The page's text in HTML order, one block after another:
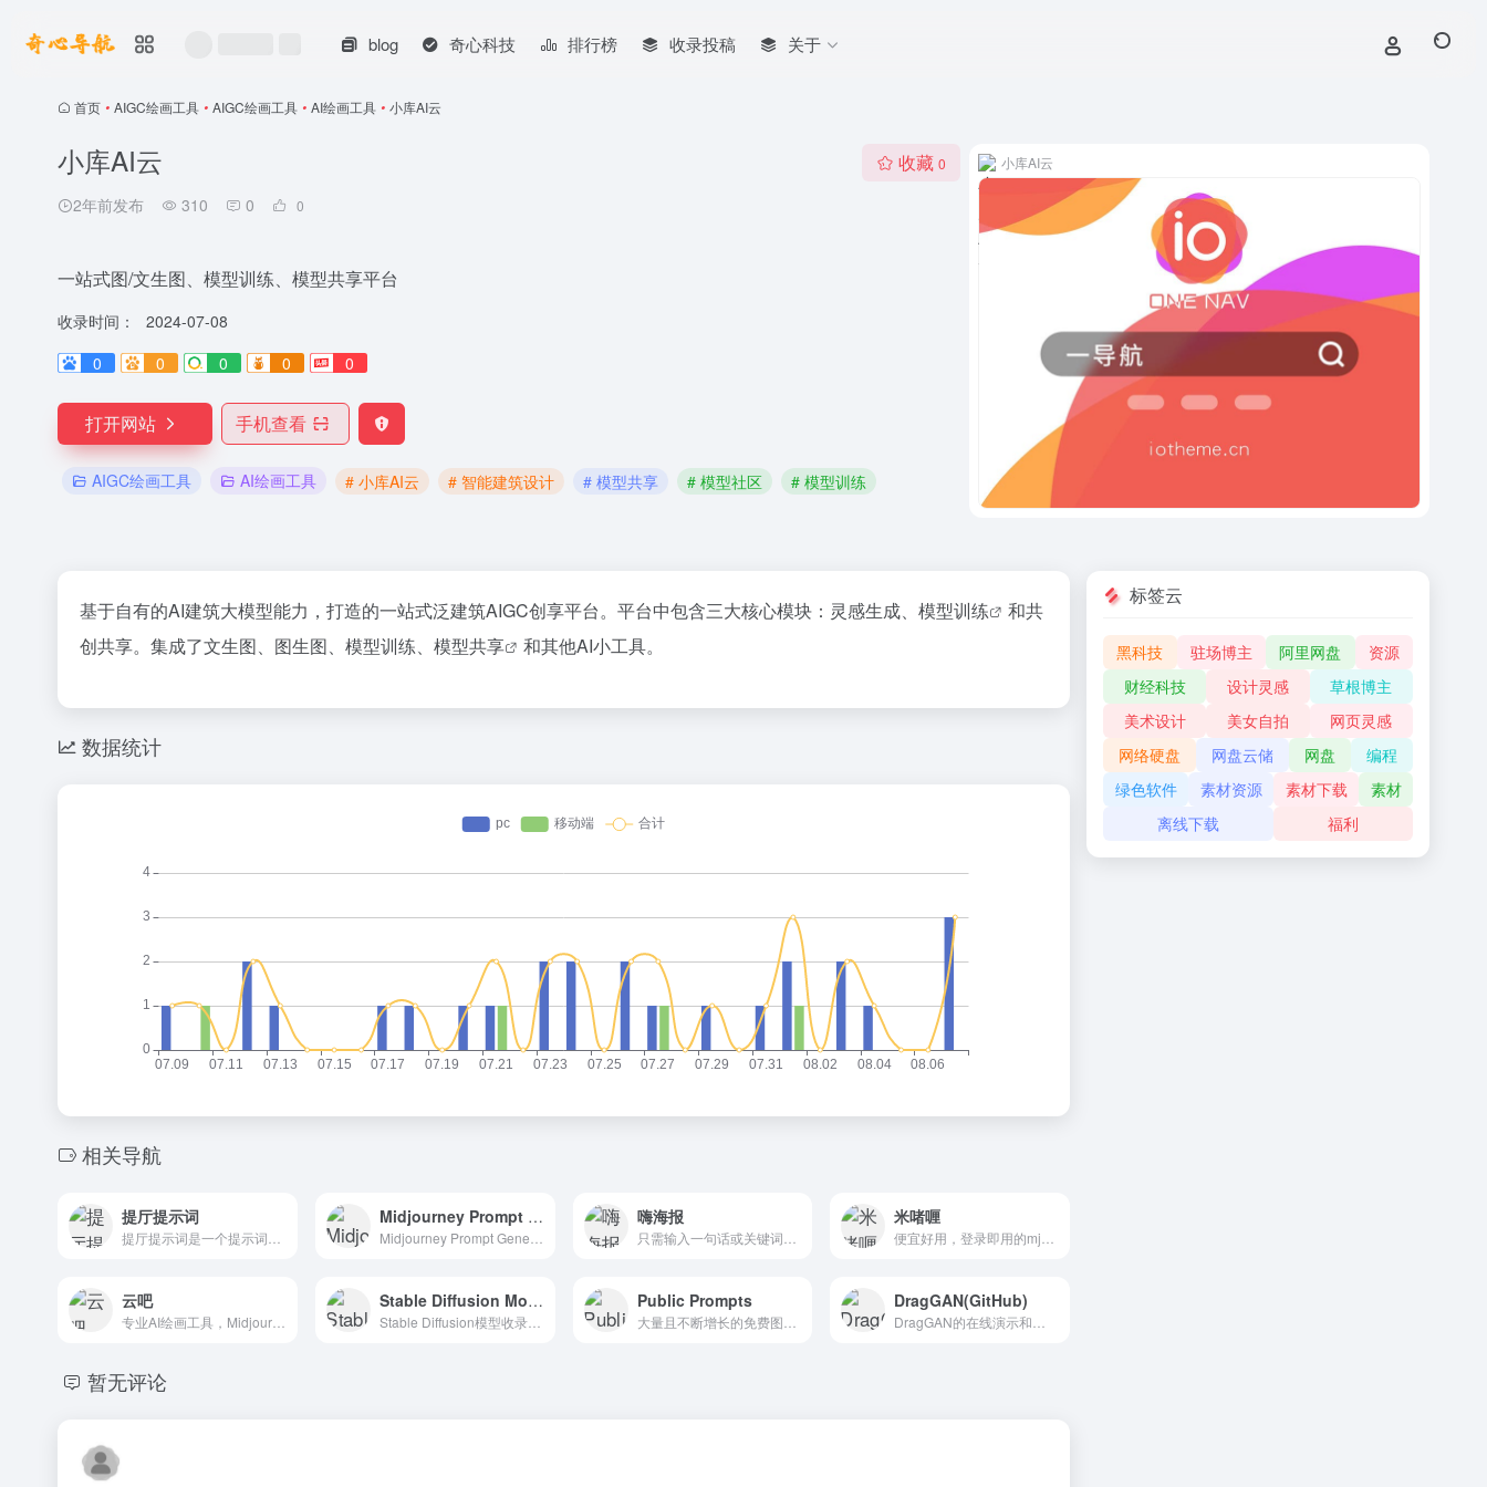
blog 奇心科技 排行榜 收录投稿 关于
首页 • AIGC绘画工具 • AIGC绘画工具 • AI绘画工具 • 小库AI云
小库AI云
2年前发布 310 0 0
收藏 0
一站式图/文生图、模型训练、模型共享平台
收录时间：
2024-07-08
0
0 0 0 0
打开网站 手机查看
AIGC绘画工具 AI绘画工具 # 小库AI云 # 智能建筑设计 # 模型共享 # 模型社区 # 模型训练
小库AI云
基于自有的AI建筑大模型能力，打造的一站式泛建筑AIGC创享平台。平台中包含三大核心模块：灵感生成、 模型训练
和共
创共享。集成了文生图、图生图、模型训练、 模型共享 和其他AI小工具。
数据统计
相关导航
提厅提示词 Midjourney Prompt Generator 嗨海报 米啫喱
云吧 Stable Diffusion Models（1）
Stable Diffusion模型收录集合
Public Prompts DragGAN(GitHub)
暂无评论
标签云
黑科技 驻场博主 阿里网盘
资源
财经科技
设计灵感
草根博主
美术设计
美女自拍
网页灵感
网络硬盘
网盘云储 网盘
编程
绿色软件
素材资源 素材下载
素材
离线下载
福利